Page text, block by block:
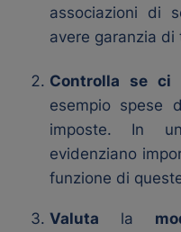
associazioni di
avere garanzia
Controlla se ci
esempio spese
imposte. In
evidenziano
funzione di
Valuta la